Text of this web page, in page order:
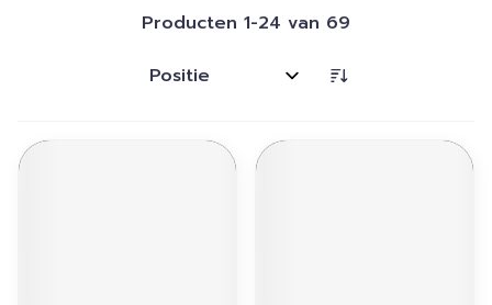
Producten 1-24 van 69
Sorteer op: